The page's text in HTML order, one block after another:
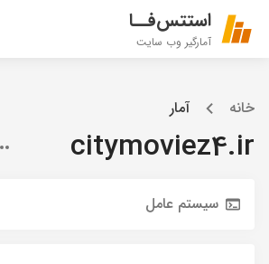
استتس‌فــا
آمارگیر وب سایت
خانه آمار
citymoviez4.ir
سیستم عامل